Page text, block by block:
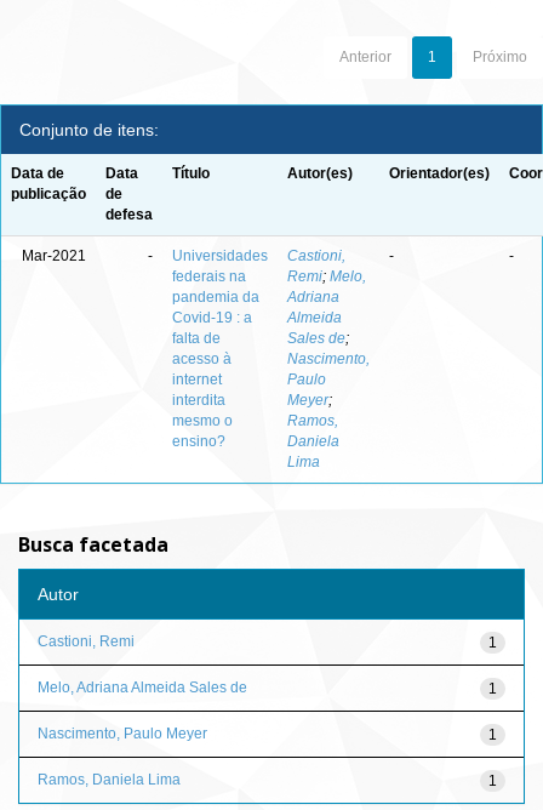
Anterior 1 Próximo
Conjunto de itens:
Data de
publicação
Data
de
defesa
Título Autor(es) Orientador(es)
Mar-2021 -
Universidades
federais na
pandemia da
Covid-19 : a
falta de
acesso à
internet
interdita
mesmo o
ensino?
Castioni,
Remi; Melo,
Adriana
Almeida
Sales de;
Nascimento,
Paulo
Meyer;
Ramos,
Daniela
Lima
- -
Busca facetada
Autor
1
Castioni, Remi
1
Melo, Adriana Almeida Sales de
1
Nascimento, Paulo Meyer
1
Ramos, Daniela Lima